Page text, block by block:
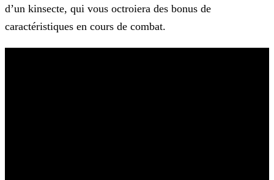
d’un kinsecte, qui vous octroiera des bonus de
caractéristiques en cours de combat.